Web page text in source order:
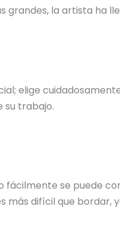
la artista ha
elige
su trabajo.
se puede
difícil que bordar,